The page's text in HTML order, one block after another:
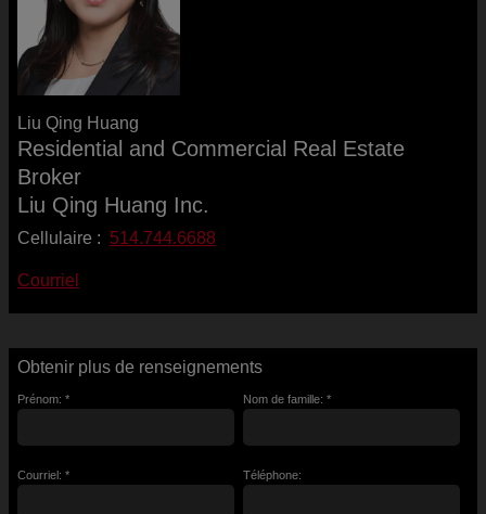
Liu Qing Huang
Residential and Commercial Real Estate
Broker
Liu Qing Huang Inc.
Cellulaire : 514.744.6688
Courriel
Obtenir plus de renseignements
Prénom: * Nom de famille: *
Courriel: * Téléphone: